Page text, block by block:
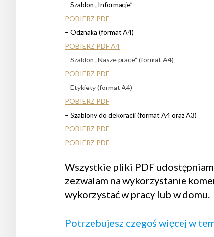
– Szablon „Informacje”
POBIERZ PDF
– Odznaka (format A4)
POBIERZ PDF A4
– Szablon „Nasze prace” (format A4)
POBIERZ PDF
– Etykiety (format A4)
POBIERZ PDF
– Szablony do dekoracji (format A4 oraz A3)
POBIERZ PDF
POBIERZ PDF
Wszystkie pliki PDF udostępniam
zezwalam na wykorzystanie
wykorzystać w pracy lub w domu.
Potrzebujesz czegoś więcej w